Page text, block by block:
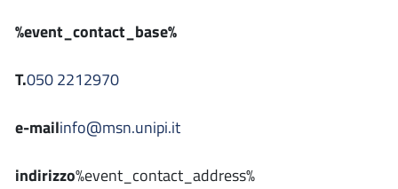
%event_contact_base%
T.050 2212970
e-mailinfo@msn.unipi.it
indirizzo%event_contact_address%